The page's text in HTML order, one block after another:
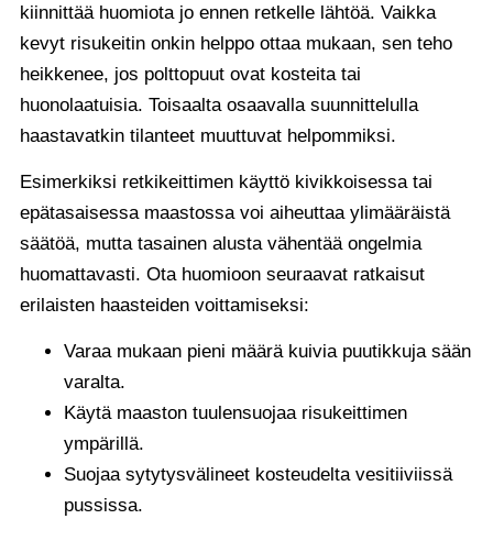
kiinnittää huomiota jo ennen retkelle lähtöä. Vaikka
kevyt risukeitin onkin helppo ottaa mukaan, sen teho
heikkenee, jos polttopuut ovat kosteita tai
huonolaatuisia. Toisaalta osaavalla suunnittelulla
haastavatkin tilanteet muuttuvat helpommiksi.
Esimerkiksi retkikeittimen käyttö kivikkoisessa tai
epätasaisessa maastossa voi aiheuttaa ylimääräistä
säätöä, mutta tasainen alusta vähentää ongelmia
huomattavasti. Ota huomioon seuraavat ratkaisut
erilaisten haasteiden voittamiseksi:
Varaa mukaan pieni määrä kuivia puutikkuja sään
varalta.
Käytä maaston tuulensuojaa risukeittimen
ympärillä.
Suojaa sytytysvälineet kosteudelta vesitiiviissä
pussissa.